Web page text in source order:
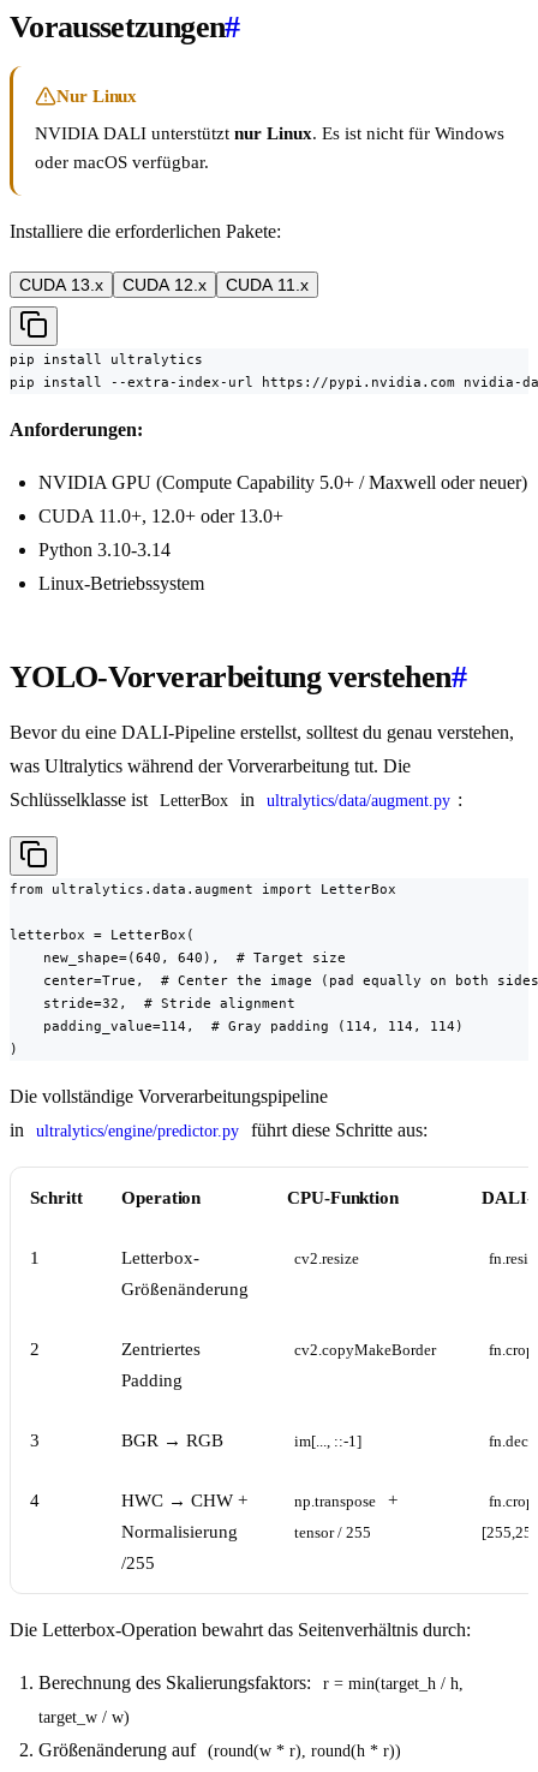
Voraussetzungen#
Nur Linux
NVIDIA DALI unterstützt nur Linux. Es ist nicht für Windows
oder macOS verfügbar.
Installiere die erforderlichen Pakete:
CUDA 13.x CUDA 12.x CUDA 11.x
pip install ultralytics
pip install --extra-index-url https://pypi.nvidia.com nvidia-
Anforderungen:
NVIDIA GPU (Compute Capability 5.0+ / Maxwell oder neuer)
CUDA 11.0+, 12.0+ oder 13.0+
Python 3.10-3.14
Linux-Betriebssystem
YOLO-Vorverarbeitung verstehen#
Bevor du eine DALI-Pipeline erstellst, solltest du genau verstehen,
was Ultralytics während der Vorverarbeitung tut. Die
Schlüsselklasse ist
LetterBox in ultralytics/data/augment.py :
from ultralytics.data.augment import LetterBox
letterbox = LetterBox(
    new_shape=(640, 640),  # Target size
center=True,  # Center the image (pad equally on both
    stride=32,  # Stride alignment
    padding_value=114,  # Gray padding (114, 114, 114)
)
Die vollständige Vorverarbeitungspipeline
in
ultralytics/engine/predictor.py führt diese Schritte aus:
Schritt Operation CPU-Funktion DALI-
1
Letterbox-
Größenänderung
cv2.resize
2
Zentriertes
Padding
cv2.copyMakeBorder
3 BGR → RGB im[..., ::-1]
4
HWC → CHW +
Normalisierung
/255
np.transpose +
tensor / 255
Die Letterbox-Operation bewahrt das Seitenverhältnis durch:
Berechnung des Skalierungsfaktors:
r = min(target_h / h,
target_w / w)
Größenänderung auf (round(w * r), round(h * r))